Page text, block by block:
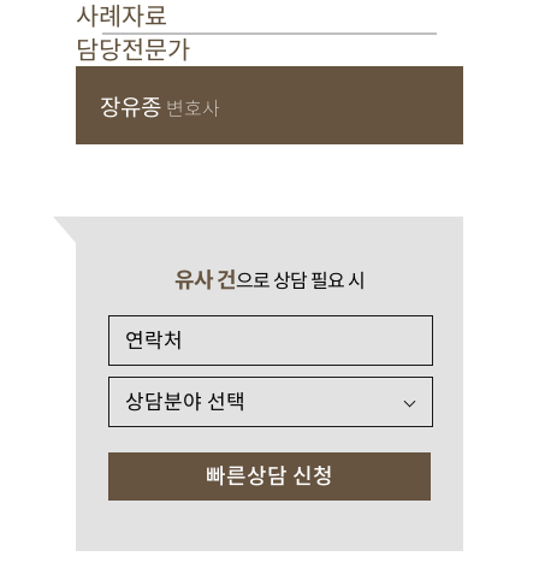
사례자료
담당전문가
장유종 변호사
유사 건으로 상담 필요 시